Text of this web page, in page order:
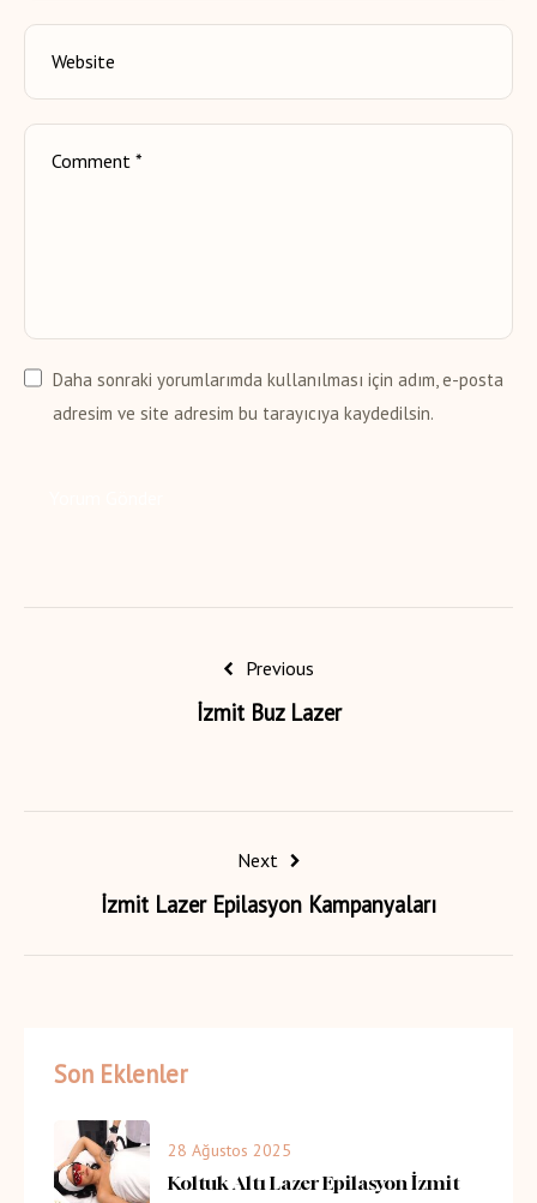
Daha sonraki yorumlarımda kullanılması için adım, e-posta
adresim ve site adresim bu tarayıcıya kaydedilsin.
Previous
İzmit Buz Lazer
Next
İzmit Lazer Epilasyon Kampanyaları
Son Eklenler
28 Ağustos 2025
Koltuk Altı Lazer Epilasyon İzmit